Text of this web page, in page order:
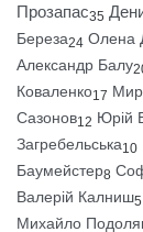
Прозапас35
Береза24 Олена
Александр Балу
Коваленко17
Сазонов12 Юрій
Загребельська10
Баумейстер8
Валерій Калниш5
Михайло